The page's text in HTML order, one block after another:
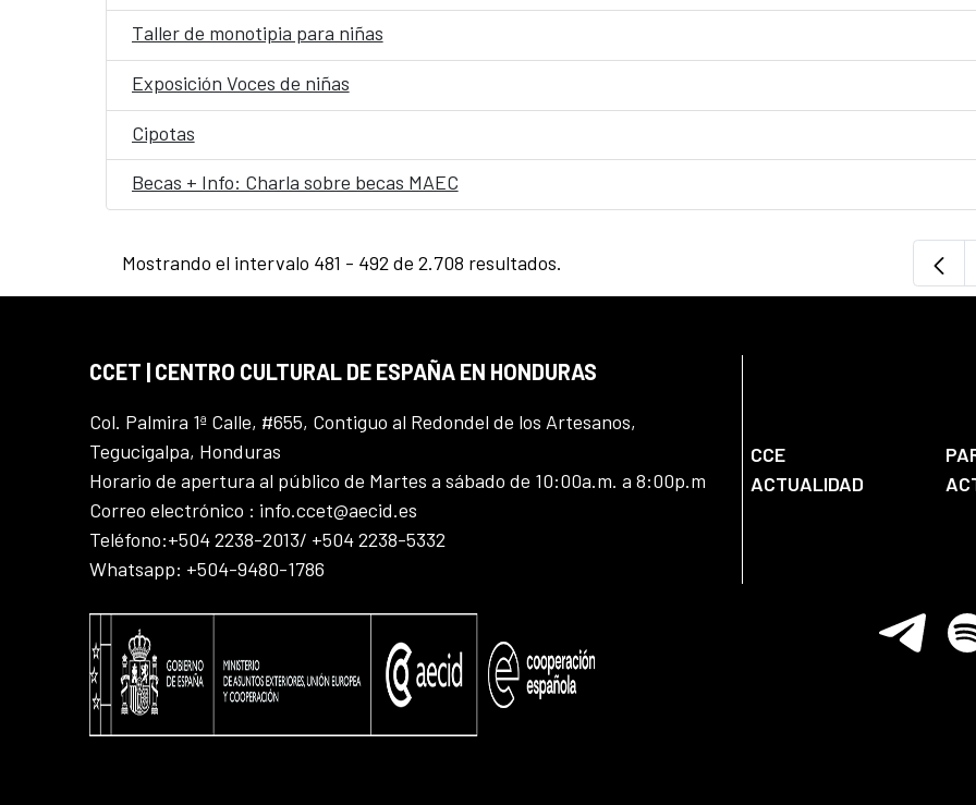
Taller de monotipia para niñas
Exposición Voces de niñas
Cipotas
Becas + Info: Charla sobre becas MAEC
Mostrando el intervalo 481 - 492 de 2.708 resultados.
CCET | CENTRO CULTURAL DE ESPAÑA EN HONDURAS
Col. Palmira 1ª Calle, #655, Contiguo al Redondel de los Artesanos,
Tegucigalpa, Honduras
Horario de apertura al público de Martes a sábado de 10:00a.m. a 8:00p.m
Correo electrónico : info.ccet@aecid.es
Teléfono:+504 2238-2013/ +504 2238-5332
Whatsapp: +504-9480-1786
CCE
ACTUALIDAD
Telegram